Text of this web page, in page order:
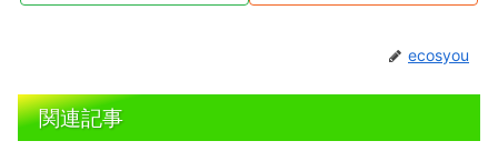
ecosyou
関連記事